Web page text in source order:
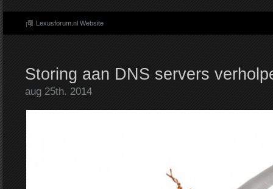
Lexusforum.nl Website
Storing aan DNS servers
aug 25th. 2014